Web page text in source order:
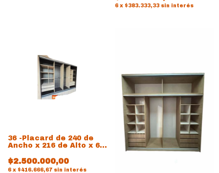
6 x $383.333,33 sin interés
36 -Placard de 240 de
Ancho x 216 de Alto x 60
$2.500.000,00
6 x $416.666,67 sin interés